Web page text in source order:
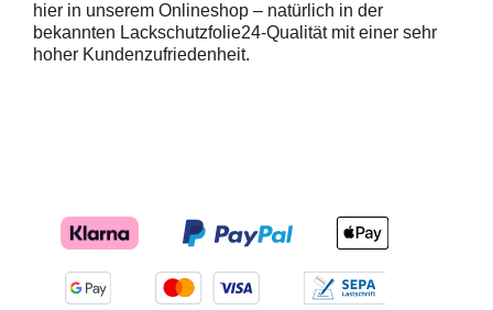
hier in unserem Onlineshop – natürlich in der
bekannten Lackschutzfolie24-Qualität mit einer sehr
hoher Kundenzufriedenheit.